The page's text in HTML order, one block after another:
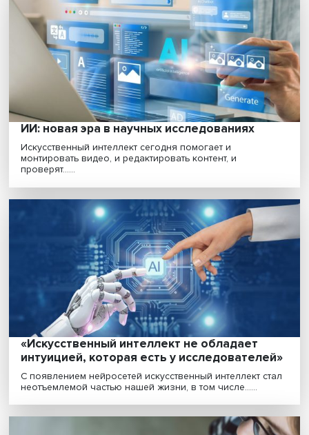
Дмитрий Коптюбенко: как ИИ помогает
выбрать образовательную траекторию
За последние 10 лет рынок образования в России
существенно изменился. Сегодня он представлен не
Между стихами и алгоритмами: как
продукт естественного интеллекта от
продукта ИИ
Тексты пишут не только люди, но и нейросети. Чем